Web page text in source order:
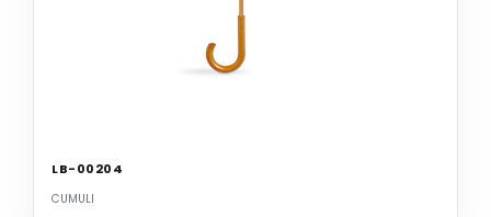
LB-00204
CUMULI